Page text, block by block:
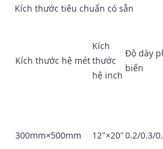
Kích thước tiêu chuẩn có sẵn
Kích thước hệ mét
Kích
thước
hệ inch
Độ dày
biến
300mm×500mm 12"×20"0.2/0.3/